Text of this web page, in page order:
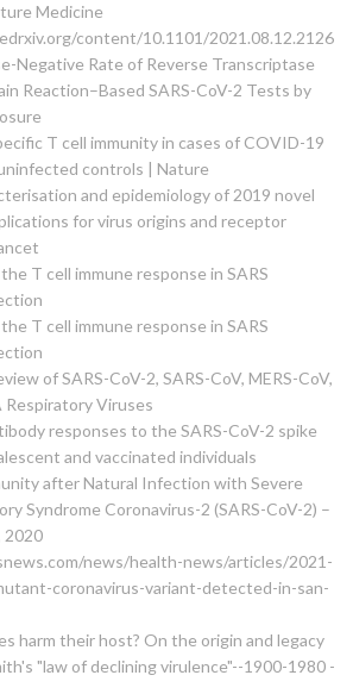
Medicine
content/10.1101/
Negative Rate of Reverse Transcriptase
Reaction–Based SARS-CoV-2 Tests by
T cell immunity in cases of COVID-19
controls | Nature
and epidemiology of 2019 novel
for virus origins and receptor
T cell immune response in SARS
T cell immune response in SARS
of SARS-CoV-2, SARS-CoV, MERS-CoV,
Respiratory Viruses
responses to the SARS-CoV-2 spike
and vaccinated individuals
after Natural Infection with Severe
Syndrome Coronavirus-2 (SARS-CoV-2) –
2020
news/health-news/articles/2021-
coronavirus-variant-detected-in-san-
harm their host? On the origin and legacy
"law of declining virulence"--1900-1980 -